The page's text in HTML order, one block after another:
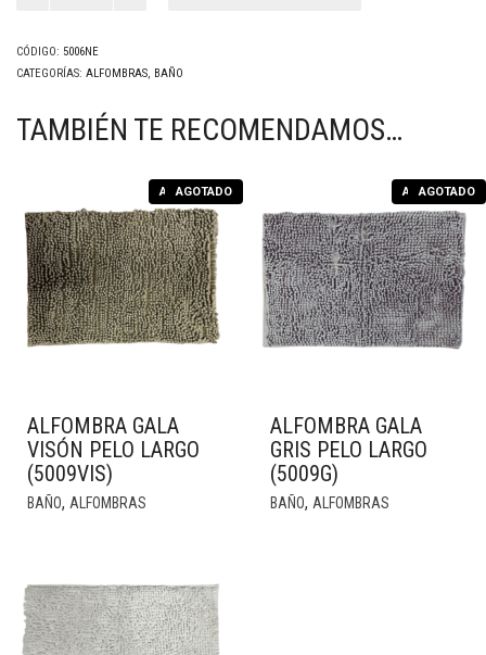
CÓDIGO: 5006NE
CATEGORÍAS: ALFOMBRAS, BAÑO
TAMBIÉN TE RECOMENDAMOS…
AGOTADO
AGOTADO
ALFOMBRA GALA
VISÓN PELO LARGO
(5009VIS)
BAÑO, ALFOMBRAS
AGOTADO
AGOTADO
ALFOMBRA GALA
GRIS PELO LARGO
(5009G)
BAÑO, ALFOMBRAS